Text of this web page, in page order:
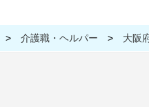
> 介護職・ヘルパー > 大阪